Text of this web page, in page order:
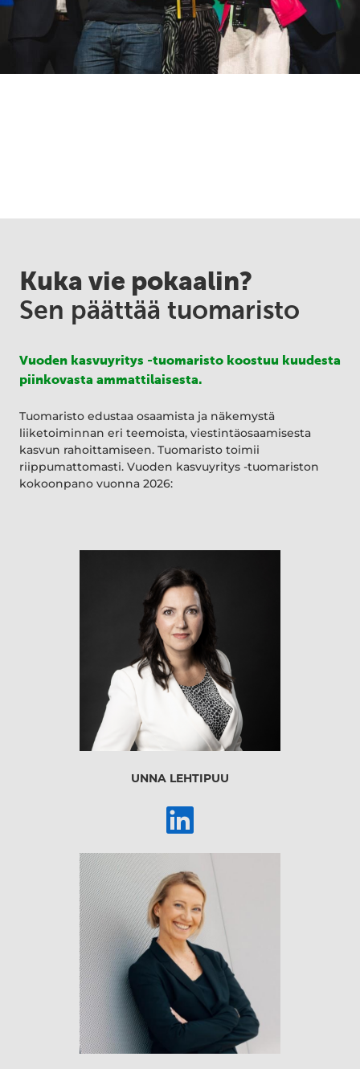
Kuka vie pokaalin?
Sen päättää tuomaristo
Vuoden kasvuyritys -tuomaristo koostuu kuudesta
piinkovasta ammattilaisesta.
Tuomaristo edustaa osaamista ja näkemystä
liiketoiminnan eri teemoista, viestintäosaamisesta
kasvun rahoittamiseen. Tuomaristo toimii
riippumattomasti. Vuoden kasvuyritys -tuomariston
kokoonpano vuonna 2026:
UNNA LEHTIPUU